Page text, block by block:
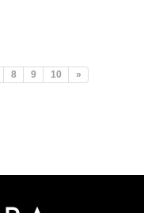
8 9 10 »